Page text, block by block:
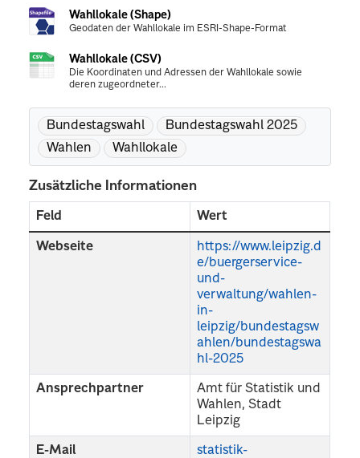
Wahllokale (Shape)
Geodaten der Wahllokale im ESRI-Shape-Format
Wahllokale (CSV)
Die Koordinaten und Adressen der Wahllokale sowie
deren zugeordneter...
Bundestagswahl
Bundestagswahl 2025
Wahlen
Wahllokale
Zusätzliche Informationen
Feld Wert
Webseite
https://www.leipzig.d
e/buergerservice-
und-
verwaltung/wahlen-
in-
leipzig/bundestagsw
ahlen/bundestagswa
hl-2025
Ansprechpartner
Amt für Statistik und
Wahlen, Stadt
Leipzig
E-Mail
statistik-